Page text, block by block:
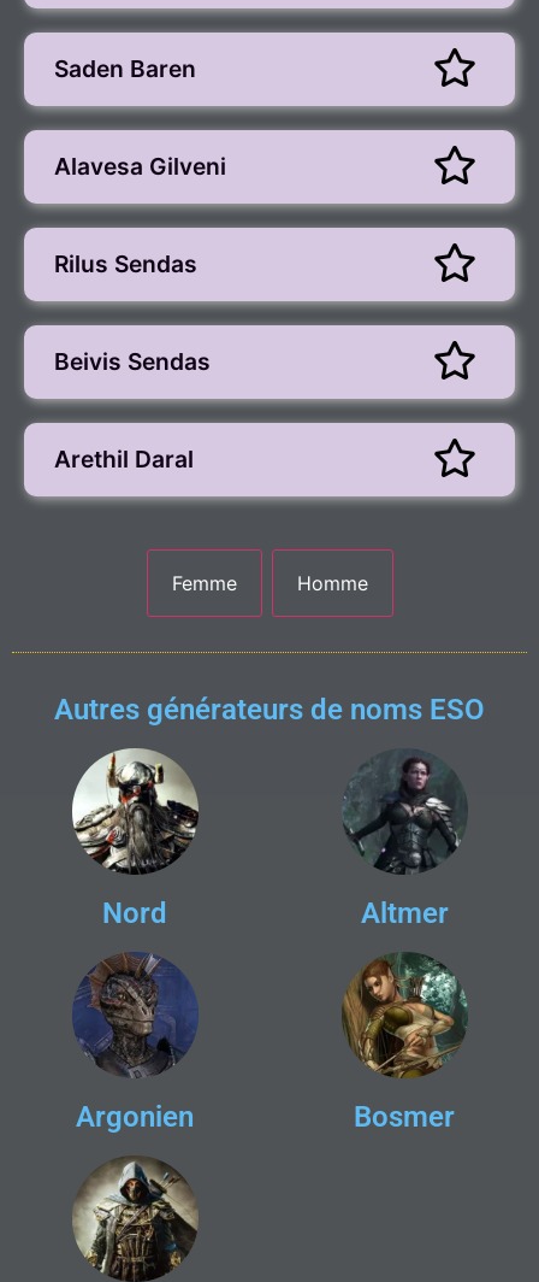
Saden Baren
Alavesa Gilveni
Rilus Sendas
Beivis Sendas
Arethil Daral
Autres générateurs de noms ESO
Nord Altmer
Argonien Bosmer